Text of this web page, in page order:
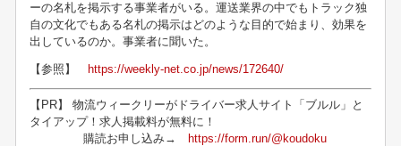
ーの名札を掲示する事業者がいる。運送業界の中でもトラック独
自の文化でもある名札の掲示はどのような目的で始まり、効果を
出しているのか。事業者に聞いた。
【参照】 https://weekly-net.co.jp/news/172640/
【PR】 物流ウィークリーがドライバー求人サイト「ブルル」と
タイアップ！求人掲載料が無料に！
購読お申し込み→https://form.run/@koudoku